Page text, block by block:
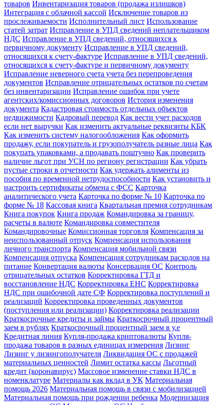
товаров Инвентаризация товаров (продажа излишков)
Интеграция с облачной кассой Исключение товаров из
прослеживаемости Исполнительный лист Использование
статей затрат Исправление в УПД сведений неплательщиком
НДС Исправление в УПД сведений, относящихся к
первичному документу Исправление в УПД сведений,
относящихся к счету-фактуре Исправление в УПД сведений,
относящихся к счету-фактуре и первичному документу
Исправление неверного счета учета без перепроведения
документов Исправление отрицательных остатков по счетам
без инвентаризации Исправление ошибок при учете
агентских/комиссионных договоров История изменения
документа Кадастровая стоимость отдельных объектов
недвижимости Кадровый перевод Как вести учет расходов
если нет выручки Как изменить актуальные реквизиты КБК
Как изменить систему налогообложения Как оформить
продажу, если покупатель и грузополучатель разные лица Как
покупать упаковками, а продавать поштучно Как проверить
наличие льгот при УСН по региону регистрации Как убрать
пустые строки в отчетности Как удержать алименты из
пособия по временной нетрудоспособности Как установить и
настроить сертификаты обмена с ФСС Карточка
аналитического учета Карточка по форме № 10 Карточка по
форме № 18 Кассовая книга Квартальная премия сотрудникам
Книга покупок Книга продаж Командировка за границу,
расчеты в валюте Командировка совместителя
Командировочные Комиссионная торговля Компенсация за
неиспользованный отпуск Компенсация использования
личного транспорта Компенсация мобильной связи
Компенсация отпуска Компенсация сотрудникам расходов на
питание Конвертация валюты Консервация ОС Контроль
отрицательных остатков Корректировка ГТД и
восстановление НДС Корректировка ЕНС Корректировка
НДС при ошибочной дате СФ Корректировка поступлений и
реализаций Корректировка проведенных документов
(поступления или реализации) Корректировка реализации
Краткосрочные кредиты и займы Краткосрочный процентный
заем в рублях Краткосрочный процентный заем в у.е
Кредитная линия Купля-продажа криптовалюты Купля-
продажа товаров в разных единицах измерения Лизинг
Лизинг у лизингополучателя Ликвидация ОС с продажей
материальных ценностей Лимит остатка кассы Льготный
кредит (коронавирус) Массовое изменение ставки НДС в
номенклатуре Материалы как вклад в УК Материальная
помощь 2026 Материальная помощь в связи с мобилизацией
Материальная помощь при рождении ребенка Модернизация